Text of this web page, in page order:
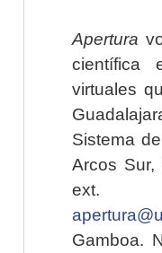
Apertura
científica
virtuales
Sistema
Arcos Sur,
Gamboa.